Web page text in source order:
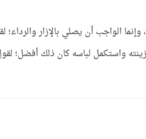
الواجب أن يصلي بالإزار
واستكمل لباسه كان ذلك أفضل؛